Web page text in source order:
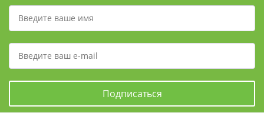
Подписаться